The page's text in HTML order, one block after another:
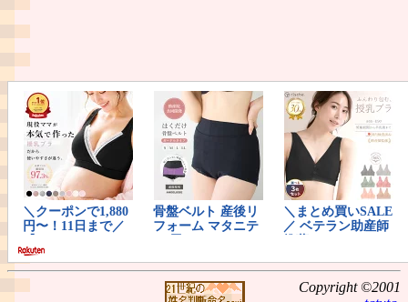
Copyright ©2001